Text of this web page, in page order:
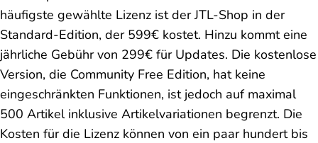
häufigste gewählte Lizenz ist der JTL-Shop in der
Standard-Edition, der 599€ kostet. Hinzu kommt eine
jährliche Gebühr von 299€ für Updates. Die kostenlose
Version, die Community Free Edition, hat keine
eingeschränkten Funktionen, ist jedoch auf maximal
500 Artikel inklusive Artikelvariationen begrenzt. Die
Kosten für die Lizenz können von ein paar hundert bis